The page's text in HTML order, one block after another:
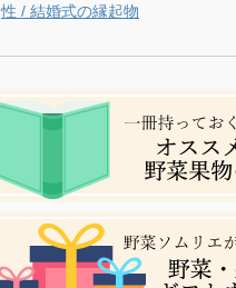
性 / 結婚式の縁起物